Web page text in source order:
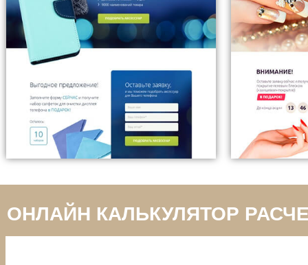
ОНЛАЙН КАЛЬКУЛЯТОР